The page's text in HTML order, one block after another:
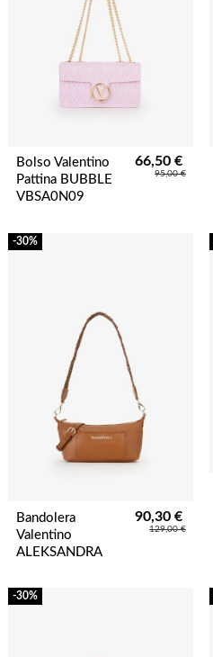
Bolso Valentino
Pattina BUBBLE
VBSA0N09
66,50 €
95,00 €
-30%
Bandolera
Valentino
ALEKSANDRA
90,30 €
129,00 €
-30%